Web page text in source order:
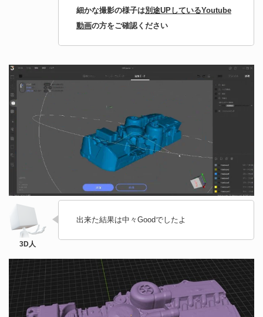
細かな撮影の様子は別途UPしているYoutube
動画の方をご確認ください
出来た結果は中々Goodでしたよ